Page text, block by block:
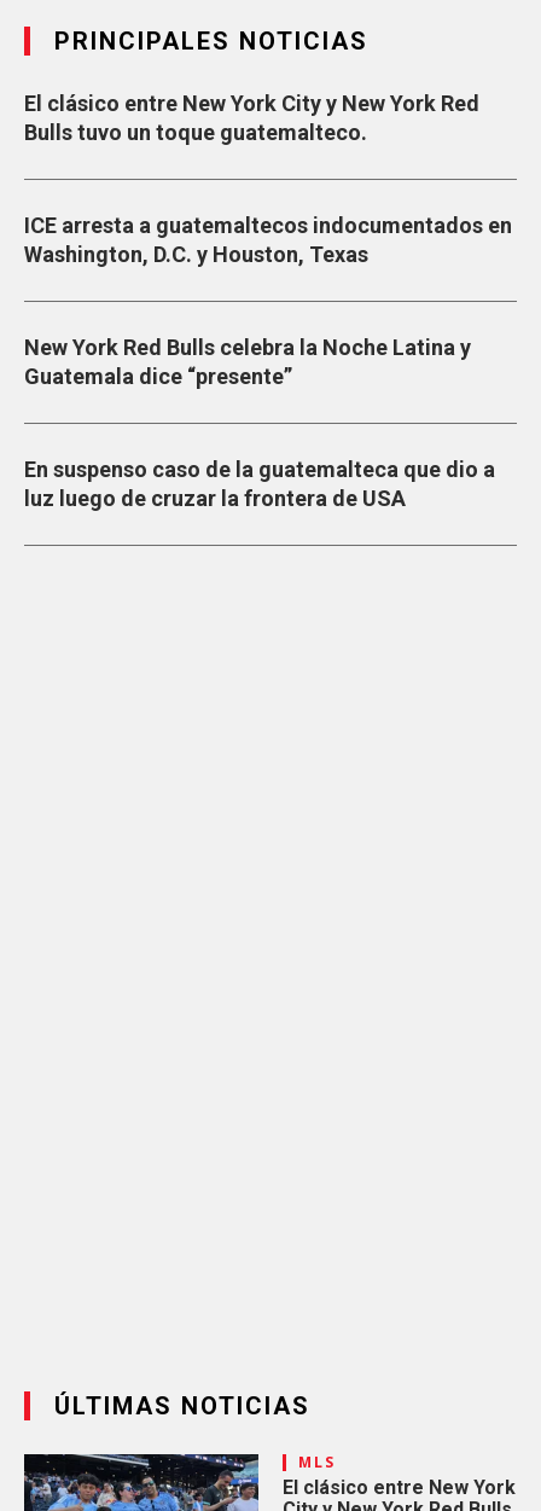
PRINCIPALES NOTICIAS
El clásico entre New York City y New York Red
Bulls tuvo un toque guatemalteco.
ICE arresta a guatemaltecos indocumentados en
Washington, D.C. y Houston, Texas
New York Red Bulls celebra la Noche Latina y
Guatemala dice “presente”
En suspenso caso de la guatemalteca que dio a
luz luego de cruzar la frontera de USA
ÚLTIMAS NOTICIAS
MLS
El clásico entre New York